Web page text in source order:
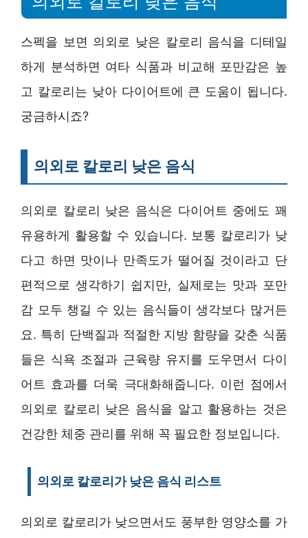
스펙을 보면 의외로 낮은 칼로리 음식을 디테일
하게 분석하면 여타 식품과 비교해 포만감은 높
고 칼로리는 낮아 다이어트에 큰 도움이 됩니다.
궁금하시죠?
의외로 칼로리 낮은 음식
의외로 칼로리 낮은 음식은 다이어트 중에도 꽤
유용하게 활용할 수 있습니다. 보통 칼로리가 낮
다고 하면 맛이나 만족도가 떨어질 것이라고 단
편적으로 생각하기 쉽지만, 실제로는 맛과 포만
감 모두 챙길 수 있는 음식들이 생각보다 많거든
요. 특히 단백질과 적절한 지방 함량을 갖춘 식품
들은 식욕 조절과 근육량 유지를 도우면서 다이
어트 효과를 더욱 극대화해줍니다. 이런 점에서
의외로 칼로리 낮은 음식을 알고 활용하는 것은
건강한 체중 관리를 위해 꼭 필요한 정보입니다.
의외로 칼로리가 낮은 음식 리스트
의외로 칼로리가 낮으면서도 풍부한 영양소를 가